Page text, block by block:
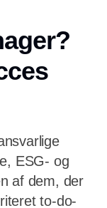
ESG- og
af dem, der
to-do-